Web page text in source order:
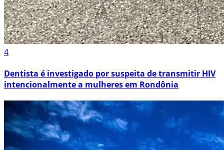
4
Dentista é investigado por suspeita de transmitir HIV
intencionalmente a mulheres em Rondônia